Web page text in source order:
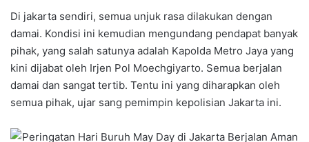
Di jakarta sendiri, semua unjuk rasa dilakukan dengan
damai. Kondisi ini kemudian mengundang pendapat banyak
pihak, yang salah satunya adalah Kapolda Metro Jaya yang
kini dijabat oleh Irjen Pol Moechgiyarto. Semua berjalan
damai dan sangat tertib. Tentu ini yang diharapkan oleh
semua pihak, ujar sang pemimpin kepolisian Jakarta ini.